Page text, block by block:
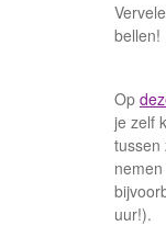
bellen!
Op
je zelf
tussen
uur!).